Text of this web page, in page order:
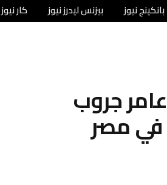
بانكينج نيوز بيزنس ليدرز نيوز كار نيوز
جروب